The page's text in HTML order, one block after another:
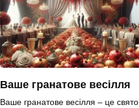
Ваше гранатове весілля
Ваше гранатове весілля – це свято